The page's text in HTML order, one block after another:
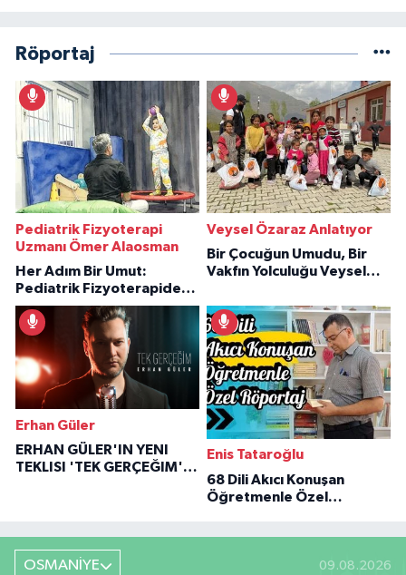
Röportaj
Pediatrik Fizyoterapi
Uzmanı Ömer Alaosman
Her Adım Bir Umut:
Pediatrik Fizyoterapiden
İlham Veren Hikâyeler
Veysel Özaraz Anlatıyor
Bir Çocuğun Umudu, Bir
Vakfın Yolculuğu Veysel
Erhan Güler
ERHAN GÜLER'IN YENI
TEKLISI 'TEK GERÇEĞIM'LE
Enis Tataroğlu
68 Dili Akıcı Konuşan
Öğretmenle Özel
OSMANİYE 09.08.2026